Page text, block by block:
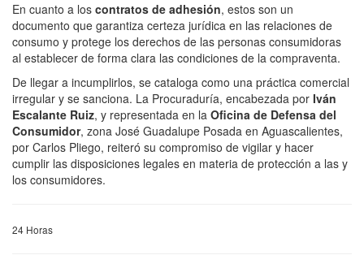
En cuanto a los contratos de adhesión, estos son un
documento que garantiza certeza jurídica en las relaciones de
consumo y protege los derechos de las personas consumidoras
al establecer de forma clara las condiciones de la compraventa.
De llegar a incumplirlos, se cataloga como una práctica comercial
irregular y se sanciona. La Procuraduría, encabezada por Iván
Escalante Ruiz, y representada en la Oficina de Defensa del
Consumidor, zona José Guadalupe Posada en Aguascalientes,
por Carlos Pliego, reiteró su compromiso de vigilar y hacer
cumplir las disposiciones legales en materia de protección a las y
los consumidores.
24 Horas